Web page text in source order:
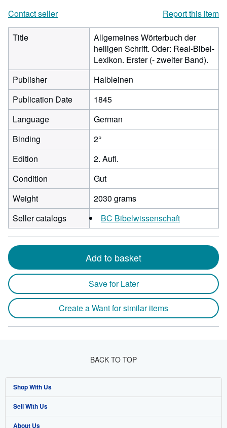
Contact seller
Report this item
Title
Allgemeines Wörterbuch der
heiligen Schrift. Oder: Real-Bibel-
Lexikon. Erster (- zweiter Band).
Publisher
Halbleinen
Publication Date
1845
Language
German
Binding
2°
Edition
2. Aufl.
Condition
Gut
Weight
2030 grams
Seller catalogs
BC Bibelwissenschaft
Add to basket
Save for Later
Create a Want for similar items
BACK TO TOP
Shop With Us
Advanced Search
Browse Collections
Sell With Us
Start Selling
About Us